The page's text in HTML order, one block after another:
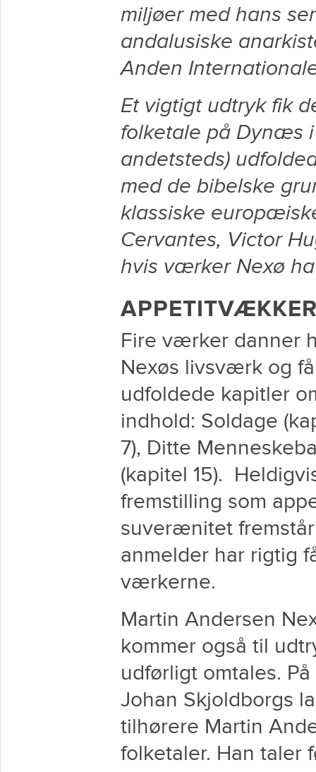
miljøer med hans
andalusiske
Anden
Et vigtigt udtryk fik
folketale på Dynæs i
andetsteds)
med de bibel­ske
klassiske
Cervantes, Victor
hvis værker Nexø
Fire værker danner
Nexøs livsværk og
udfoldede kapitler
indhold: Soldage
7), Ditte
(kapitel 15).
fremstilling som
suverænitet
anmelder har rigtig
værkerne.
Martin Andersen
kommer også til
udførligt omtales.
Johan Skjoldborgs
tilhørere Martin
folketaler. Han taler